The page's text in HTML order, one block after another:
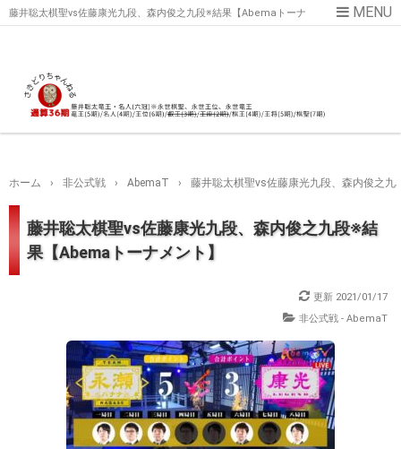
藤井聡太棋聖vs佐藤康光九段、森内俊之九段※結果【Abemaトーナ
ホーム › 非公式戦 › AbemaT › 藤井聡太棋聖vs佐藤康光九段、森内俊之九
藤井聡太棋聖vs佐藤康光九段、森内俊之九段※結
果【Abemaトーナメント】
更新 2021/01/17
非公式戦 - AbemaT